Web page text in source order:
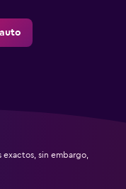
sin embargo,